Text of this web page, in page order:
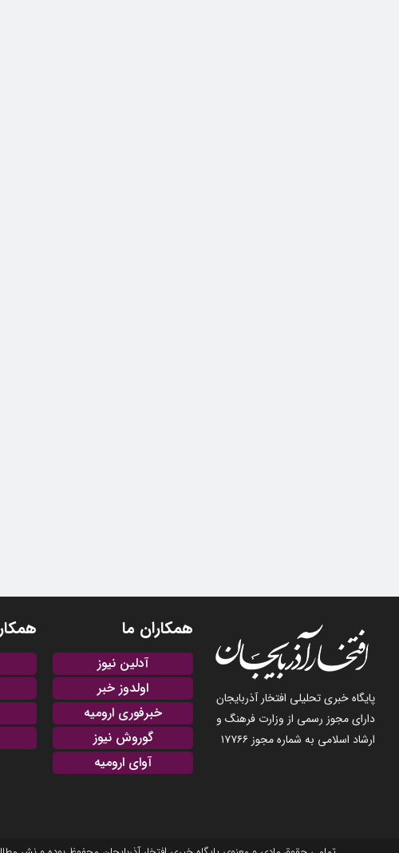
پایگاه خبری تحلیلی افتخار آذربایجان
دارای مجوز رسمی از وزارت فرهنگ و
ارشاد اسلامی به شماره مجوز ۱۷۷۶۶
همکاران ما
آدلین نیوز
اولدوز خبر
خبرفوری ارومیه
گوروش نیوز
آوای ارومیه